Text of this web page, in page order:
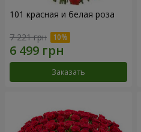
101 красная и белая роза
7 221 грн
Заказать